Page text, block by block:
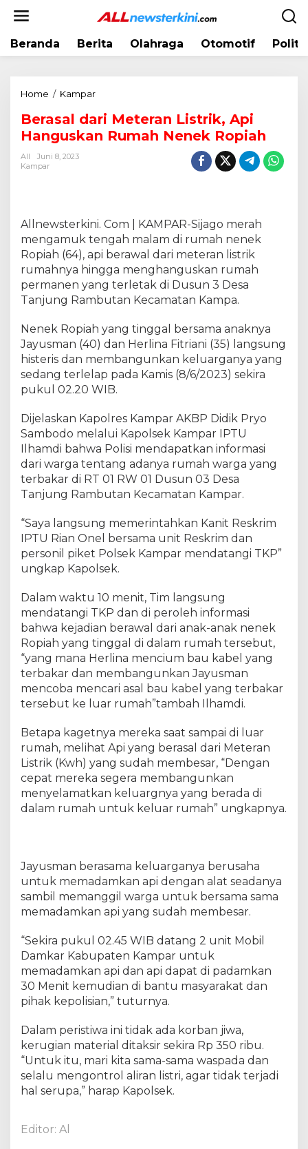
Beranda Berita Olahraga Otomotif
Home / Kampar
r
a
r
i
M
e
t
e
r
n
L
i
t
k
,
A
p
H
n
g
u
s
k
n
R
u
m
a
h
N
e
R
o
p
i
a
Berasal dari Meteran Listrik, Api
Hanguskan Rumah Nenek Ropiah
All
Juni 8, 2023
Kampar
Allnewsterkini. Com | KAMPAR-Sijago merah
mengamuk tengah malam di rumah nenek
Ropiah (64), api berawal dari meteran listrik
rumahnya hingga menghanguskan rumah
permanen yang terletak di Dusun 3 Desa
Tanjung Rambutan Kecamatan Kampa.
Nenek Ropiah yang tinggal bersama anaknya
Jayusman (40) dan Herlina Fitriani (35) langsung
histeris dan membangunkan keluarganya yang
sedang terlelap pada Kamis (8/6/2023) sekira
pukul 02.20 WIB.
Dijelaskan Kapolres Kampar AKBP Didik Pryo
Sambodo melalui Kapolsek Kampar IPTU
Ilhamdi bahwa Polisi mendapatkan informasi
dari warga tentang adanya rumah warga yang
terbakar di RT 01 RW 01 Dusun 03 Desa
Tanjung Rambutan Kecamatan Kampar.
“Saya langsung memerintahkan Kanit Reskrim
IPTU Rian Onel bersama unit Reskrim dan
personil piket Polsek Kampar mendatangi TKP”
ungkap Kapolsek.
Dalam waktu 10 menit, Tim langsung
mendatangi TKP dan di peroleh informasi
bahwa kejadian berawal dari anak-anak nenek
Ropiah yang tinggal di dalam rumah tersebut,
“yang mana Herlina mencium bau kabel yang
terbakar dan membangunkan Jayusman
mencoba mencari asal bau kabel yang terbakar
tersebut ke luar rumah”tambah Ilhamdi.
Betapa kagetnya mereka saat sampai di luar
rumah, melihat Api yang berasal dari Meteran
Listrik (Kwh) yang sudah membesar, “Dengan
cepat mereka segera membangunkan
menyelamatkan keluargnya yang berada di
dalam rumah untuk keluar rumah” ungkapnya.
Jayusman berasama keluarganya berusaha
untuk memadamkan api dengan alat seadanya
sambil memanggil warga untuk bersama sama
memadamkan api yang sudah membesar.
“Sekira pukul 02.45 WIB datang 2 unit Mobil
Damkar Kabupaten Kampar untuk
memadamkan api dan api dapat di padamkan
30 Menit kemudian di bantu masyarakat dan
pihak kepolisian,” tuturnya.
Dalam peristiwa ini tidak ada korban jiwa,
kerugian material ditaksir sekira Rp 350 ribu.
“Untuk itu, mari kita sama-sama waspada dan
selalu mengontrol aliran listri, agar tidak terjadi
hal serupa,” harap Kapolsek.
Editor: Al